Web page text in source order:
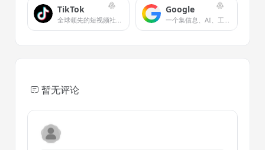
TikTok
全球领先的短视频社交平台
Google
一个集信息、AI、工作、娱乐于一体的超级生态
暂无评论